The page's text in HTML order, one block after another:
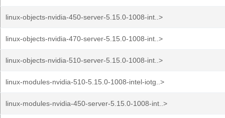
linux-objects-nvidia-450-server-5.15.0-1008-int..>
linux-objects-nvidia-470-server-5.15.0-1008-int..>
linux-objects-nvidia-510-server-5.15.0-1008-int..>
linux-modules-nvidia-510-5.15.0-1008-intel-iotg..>
linux-modules-nvidia-450-server-5.15.0-1008-int..>